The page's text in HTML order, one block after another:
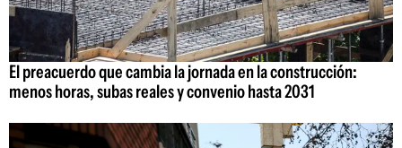
El preacuerdo que cambia la jornada en la construcción:
menos horas, subas reales y convenio hasta 2031